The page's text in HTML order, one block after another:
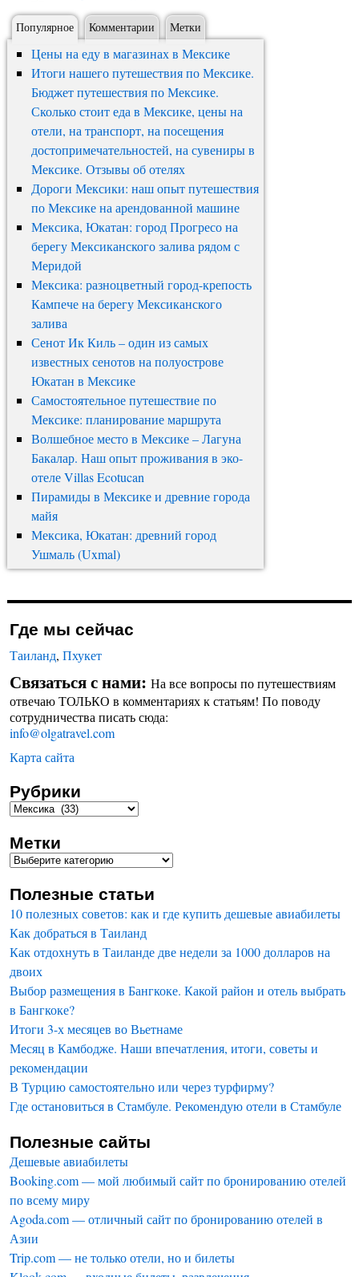
Популярное Комментарии Метки
Цены на еду в магазинах в Мексике
Итоги нашего путешествия по Мексике.
Бюджет путешествия по Мексике.
Сколько стоит еда в Мексике, цены на
отели, на транспорт, на посещения
достопримечательностей, на сувениры в
Мексике. Отзывы об отелях
Дороги Мексики: наш опыт путешествия
по Мексике на арендованной машине
Мексика, Юкатан: город Прогресо на
берегу Мексиканского залива рядом с
Меридой
Мексика: разноцветный город-крепость
Кампече на берегу Мексиканского
залива
Сенот Ик Киль – один из самых
известных сенотов на полуострове
Юкатан в Мексике
Самостоятельное путешествие по
Мексике: планирование маршрута
Волшебное место в Мексике – Лагуна
Бакалар. Наш опыт проживания в эко-
отеле Villas Ecotucan
Пирамиды в Мексике и древние города
майя
Мексика, Юкатан: древний город
Ушмаль (Uxmal)
Где мы сейчас
Таиланд, Пхукет
Связаться с нами: На все вопросы по путешествиям
отвечаю ТОЛЬКО в комментариях к статьям! По поводу
сотрудничества писать сюда:
info@olgatravel.com
Карта сайта
Рубрики
Метки
Полезные статьи
10 полезных советов: как и где купить дешевые авиабилеты
Как добраться в Таиланд
Как отдохнуть в Таиланде две недели за 1000 долларов на
двоих
Выбор размещения в Бангкоке. Какой район и отель выбрать
в Бангкоке?
Итоги 3-х месяцев во Вьетнаме
Месяц в Камбодже. Наши впечатления, итоги, советы и
рекомендации
В Турцию самостоятельно или через турфирму?
Где остановиться в Стамбуле. Рекомендую отели в Стамбуле
Полезные сайты
Дешевые авиабилеты
Booking.com — мой любимый сайт по бронированию отелей
по всему миру
Agoda.com — отличный сайт по бронированию отелей в
Азии
Trip.com — не только отели, но и билеты